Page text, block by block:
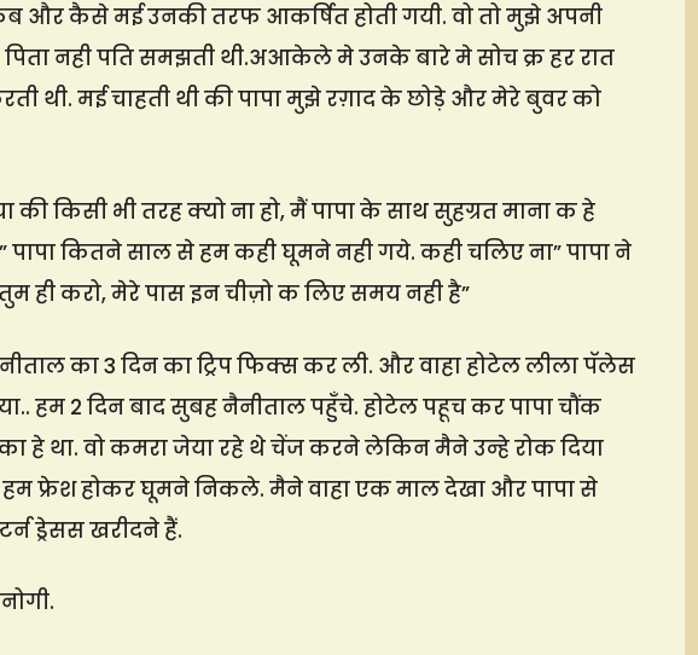
कब और कैसे मई उनकी तरफ आकर्षित होती गयी. वो तो मुझे अपनी
नही पति समझती थी.अआकेले मे उनके बारे मे सोच क्र हर रात
थी. मई चाहती थी की पापा मुझे रग़ाद के छोड़े और मेरे बुवर को
किसी भी तरह क्यो ना हो, मैं पापा के साथ सुहग्रत माना क हे
पापा कितने साल से हम कही घूमने नही गये. कही चलिए ना” पापा ने
ही करो, मेरे पास इन चीज़ो क लिए समय नही है”
का 3 दिन का ट्रिप फिक्स कर ली. और वाहा होटेल लीला पॅलेस
हम 2 दिन बाद सुबह नैनीताल पहुँचे. होटेल पहूच कर पापा चौंक
हे था. वो कमरा जेया रहे थे चेंज करने लेकिन मैने उन्हे रोक दिया
फ्रेश होकर घूमने निकले. मैने वाहा एक माल देखा और पापा से
ड्रेसस खरीदने हैं.